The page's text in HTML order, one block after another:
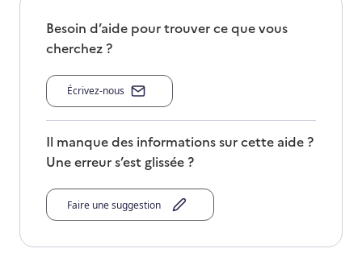
Besoin d’aide pour trouver ce que vous
cherchez ?
Écrivez-nous
Il manque des informations sur cette aide ?
Une erreur s’est glissée ?
Faire une suggestion